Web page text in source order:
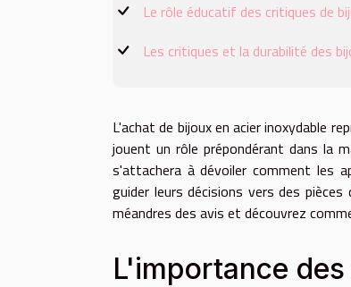
Le rôle éducatif des critiques de
Les critiques et la durabilité des
L'achat de bijoux en acier inoxydable
jouent un rôle prépondérant dans la
s'attachera à dévoiler comment les
guider leurs décisions vers des
méandres des avis et découvrez
L'importance